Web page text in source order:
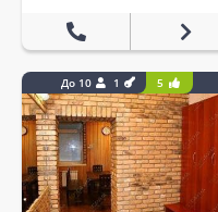
До 10 1 5